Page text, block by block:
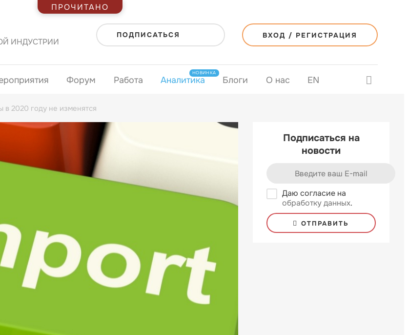
ИНДУСТРИИ
ПОДПИСАТЬСЯ ВХОД / РЕГИСТРАЦИЯ
Форум Работа Аналитика
НОВИНКА
Блоги О нас EN
в 2020 году не изменятся
Подписаться на
новости
Даю согласие на
обработку данных.
ОТПРАВИТЬ
ПРОЧИТАНО